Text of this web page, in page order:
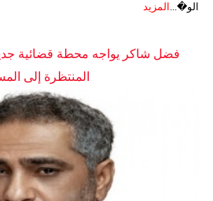
الو�... المزيد
فضل شاكر يواجه محطة قضائية
المنتظرة إلى